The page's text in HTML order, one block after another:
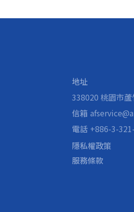
地址
338020 桃園市
信箱
電話 +886-3-
隱私權政策
服務條款